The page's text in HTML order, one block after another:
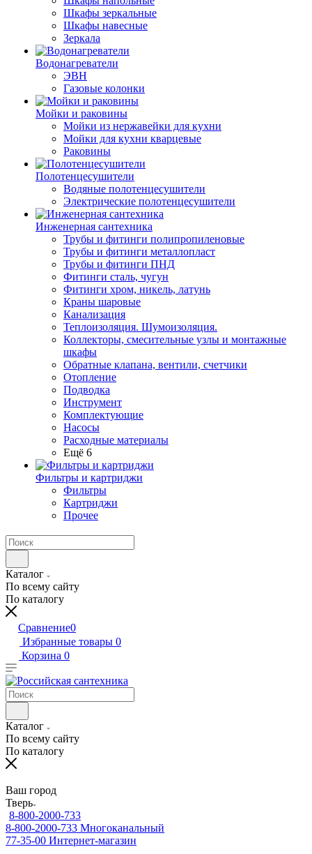
Шкафы зеркальные
Шкафы навесные
Зеркала
Водонагреватели
ЭВН
Газовые колонки
Мойки и раковины
Мойки из нержавейки для кухни
Мойки для кухни кварцевые
Раковины
Полотенцесушители
Водяные полотенцесушители
Электрические полотенцесушители
Инженерная сантехника
Трубы и фитинги полипропиленовые
Трубы и фитинги металлопласт
Трубы и фитинги ПНД
Фитинги сталь, чугун
Фитинги хром, никель, латунь
Краны шаровые
Канализация
Теплоизоляция. Шумоизоляция.
Коллекторы, смесительные узлы и монтажные
шкафы
Обратные клапана, вентили, счетчики
Отопление
Подводка
Инструмент
Комплектующие
Насосы
Расходные материалы
Ещё 6
Фильтры и картриджи
Фильтры
Картриджи
Прочее
Каталог
По всему сайту
По каталогу
Сравнение0
Избранные товары 0
Корзина 0
Каталог
По всему сайту
По каталогу
Ваш город
Тверь
8-800-2000-733
8-800-2000-733 Многоканальный
77-35-00 Интернет-магазин